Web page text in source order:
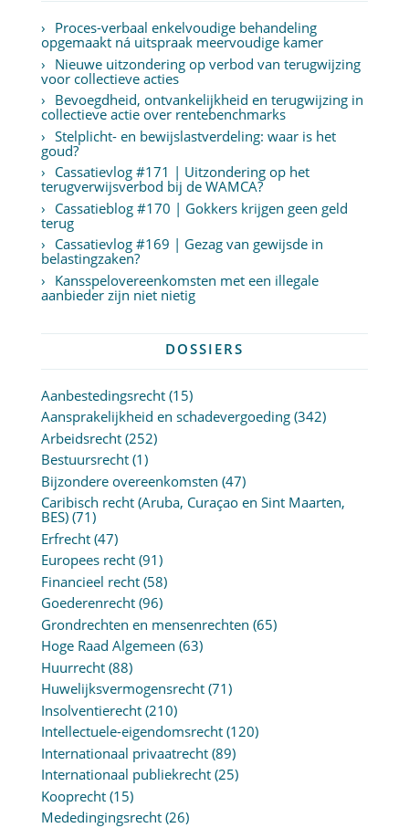
Proces-verbaal enkelvoudige behandeling
opgemaakt ná uitspraak meervoudige kamer
Nieuwe uitzondering op verbod van terugwijzing
voor collectieve acties
Bevoegdheid, ontvankelijkheid en terugwijzing in
collectieve actie over rentebenchmarks
Stelplicht- en bewijslastverdeling: waar is het
goud?
Cassatievlog #171 | Uitzondering op het
terugverwijsverbod bij de WAMCA?
Cassatieblog #170 | Gokkers krijgen geen geld
terug
Cassatievlog #169 | Gezag van gewijsde in
belastingzaken?
Kansspelovereenkomsten met een illegale
aanbieder zijn niet nietig
DOSSIERS
Aanbestedingsrecht(15)
Aansprakelijkheid en schadevergoeding(342)
Arbeidsrecht(252)
Bestuursrecht(1)
Bijzondere overeenkomsten (47)
Caribisch recht (Aruba, Curaçao en Sint Maarten,
BES)(71)
Erfrecht(47)
Europees recht(91)
Financieel recht(58)
Goederenrecht(96)
Grondrechten en mensenrechten (65)
Hoge Raad Algemeen (63)
Huurrecht(88)
Huwelijksvermogensrecht(71)
Insolventierecht(210)
Intellectuele-eigendomsrecht(120)
Internationaal privaatrecht(89)
Internationaal publiekrecht(25)
Kooprecht(15)
Mededingingsrecht(26)